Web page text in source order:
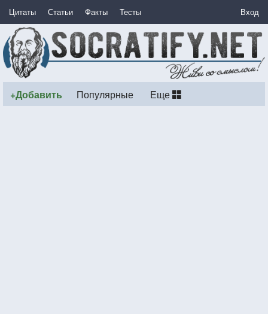
Цитаты Статьи Факты Тесты Вход
+Добавить Популярные Еще